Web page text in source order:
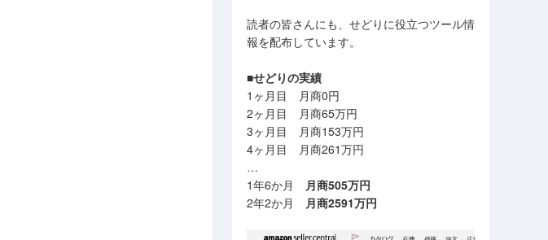
読者の皆さんにも、せどりに役立つツール情
報を配布しています。
■せどりの実績
1ヶ月目 月商0円
2ヶ月目 月商65万円
3ヶ月目 月商153万円
4ヶ月目 月商261万円
…
1年6か月 月商505万円
2年2か月 月商2591万円